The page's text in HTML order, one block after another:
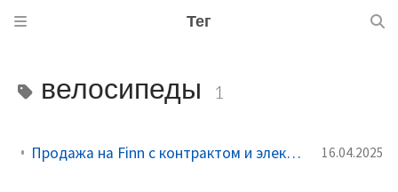
Тег
велосипеды 1
Продажа на Finn с контрактом и электронной подписью BankID 16.04.2025